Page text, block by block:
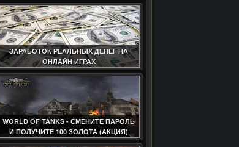
ЗАРАБОТОК РЕАЛЬНЫХ ДЕНЕГ НА
ОНЛАЙН ИГРАХ
WORLD OF TANKS - СМЕНИТЕ ПАРОЛЬ
И ПОЛУЧИТЕ 100 ЗОЛОТА (АКЦИЯ)